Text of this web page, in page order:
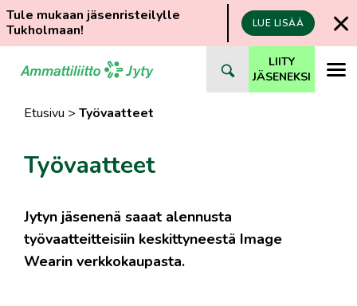
Tule mukaan jäsenristeilylle
Tukholmaan!
LUE LISÄÄ
suoraan
LIITY
JÄSENEKSI
Etusivu > Työvaatteet
Työvaatteet
Jytyn jäsenenä saaat alennusta
työvaatteitteisiin keskittyneestä Image
Wearin verkkokaupasta.